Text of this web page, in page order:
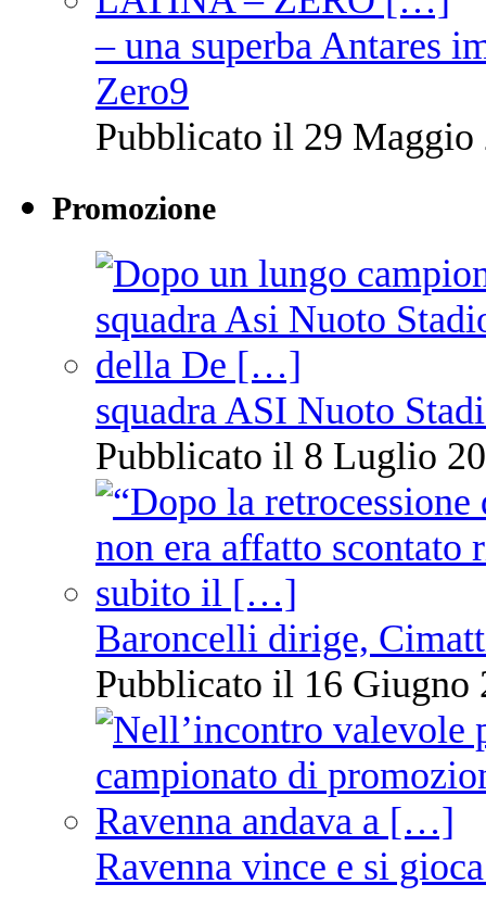
– una superba Antares
Zero9
Pubblicato il 29 Maggio
Promozione
squadra ASI Nuoto
Pubblicato il 8 Luglio
Baroncelli dirige,
Pubblicato il 16 Giugno
Ravenna vince e si